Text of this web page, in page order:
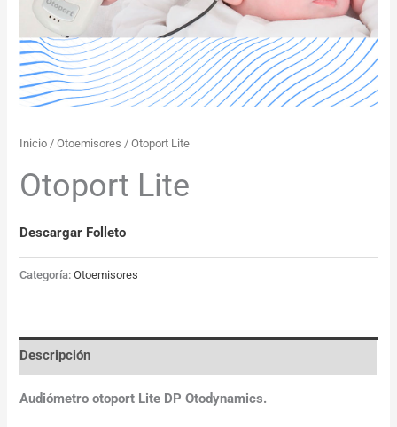
Inicio /Otoemisores / Otoport Lite
Otoport Lite
Descargar Folleto
Categoría:Otoemisores
Descripción
Audiómetro otoport Lite DP Otodynamics.